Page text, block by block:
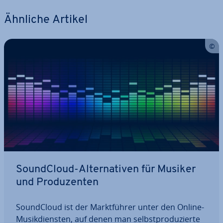
Ähnliche Artikel
Sound­Cloud-Al­ter­na­ti­ven für Musiker
und Pro­du­zen­ten
Sound­Cloud ist der Markt­füh­rer unter den Online-
Mu­sik­diens­ten, auf denen man selbst­pro­du­zier­te